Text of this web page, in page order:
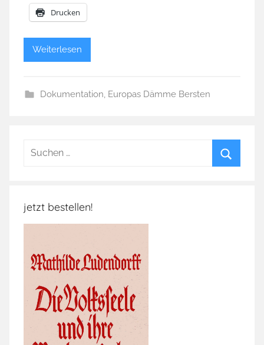
Drucken
Weiterlesen
Dokumentation Europas Dämme Bersten
Suchen
jetzt bestellen!